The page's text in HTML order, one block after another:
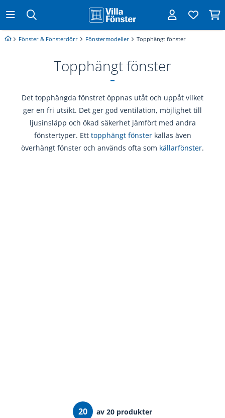
Fönster & Fönsterdörr Fönstermodeller Topphängt fönster
Topphängt fönster
Det topphängda fönstret öppnas utåt och uppåt vilket
ger en fri utsikt. Det ger god ventilation, möjlighet till
ljusinsläpp och ökad säkerhet jämfört med andra
fönstertyper. Ett topphängt fönsterkallas även
överhängt fönster och används ofta som källarfönster.
20 av 20 produkter